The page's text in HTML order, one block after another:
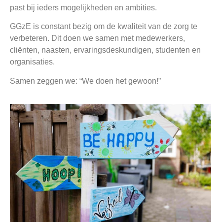
past bij ieders mogelijkheden en ambities.
GGzE is constant bezig om de kwaliteit van de zorg te
verbeteren. Dit doen we samen met medewerkers,
cliënten, naasten, ervaringsdeskundigen, studenten en
organisaties.
Samen zeggen we: “We doen het gewoon!”